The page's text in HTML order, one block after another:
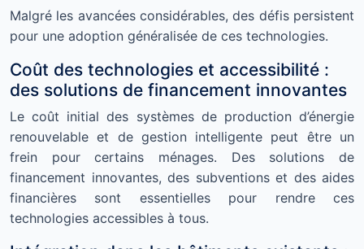
Malgré les avancées considérables, des défis persistent
pour une adoption généralisée de ces technologies.
Coût des technologies et accessibilité :
des solutions de financement innovantes
Le coût initial des systèmes de production d’énergie
renouvelable et de gestion intelligente peut être un
frein pour certains ménages. Des solutions de
financement innovantes, des subventions et des aides
financières sont essentielles pour rendre ces
technologies accessibles à tous.